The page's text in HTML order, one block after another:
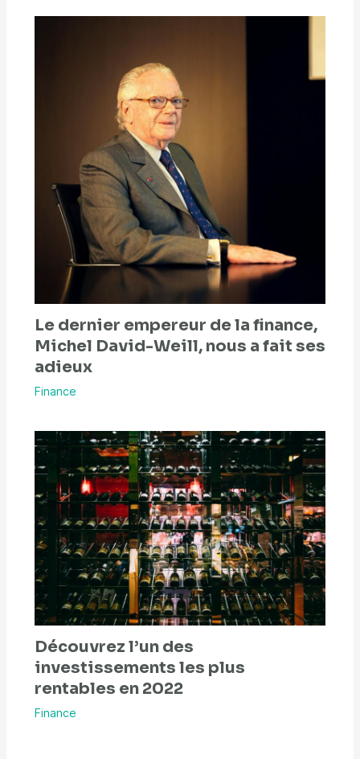
Le dernier empereur de la finance,
Michel David-Weill, nous a fait ses
adieux
Finance
Découvrez l’un des
investissements les plus
rentables en 2022
Finance